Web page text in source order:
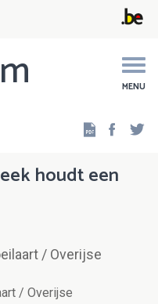
MENU
houdt een
/ Overijse
/ Overijse